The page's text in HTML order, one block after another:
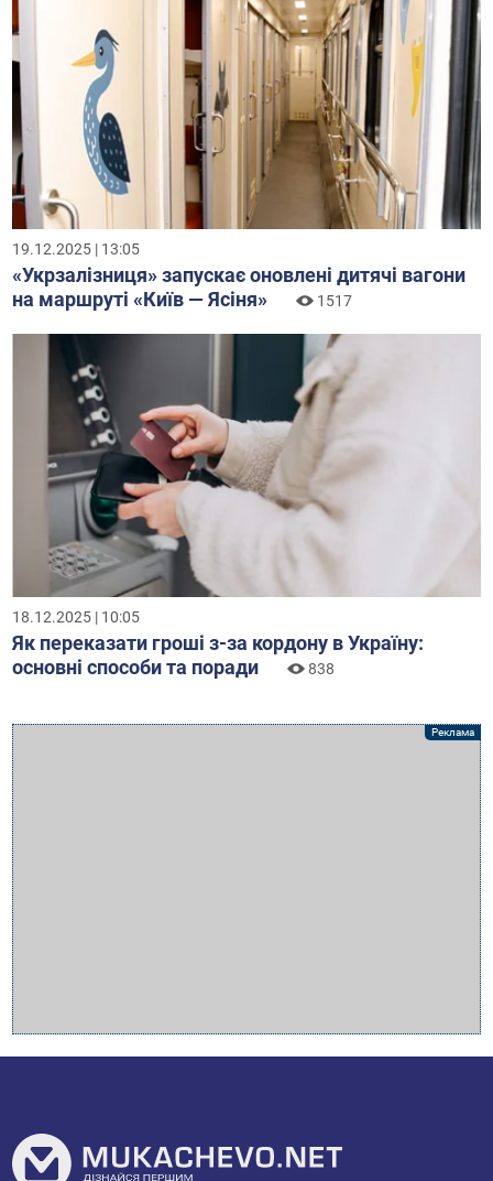
19.12.2025 | 13:05
«Укрзалізниця» запускає оновлені дитячі вагони
на маршруті «Київ — Ясіня»
1517
18.12.2025 | 10:05
Як переказати гроші з-за кордону в Україну:
основні способи та поради
838